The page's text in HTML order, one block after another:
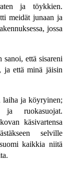
ja töykkien.
meidät junaan ja
jossa
että sisareni
ja että minä jäisin
laiha ja köyryinen;
ruokasuojat.
käsivartensa
selville
kaikkia niitä